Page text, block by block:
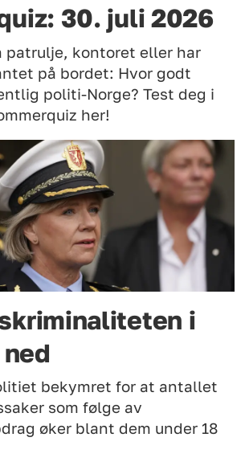
30. juli 2026
patrulje, kontoret eller har
på bordet: Hvor godt
politi-Norge? Test deg i
her!
i
bekymret for at antallet
som følge av
øker blant dem under 18